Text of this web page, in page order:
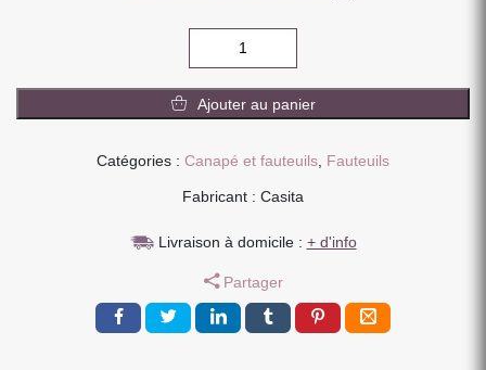
LEONI
TISSU
BLEU
H
X
75
X
P
Ajouter au panier
Catégories : Canapé et fauteuils, Fauteuils
Fabricant : Casita
Livraison à domicile : + d'info
Partager